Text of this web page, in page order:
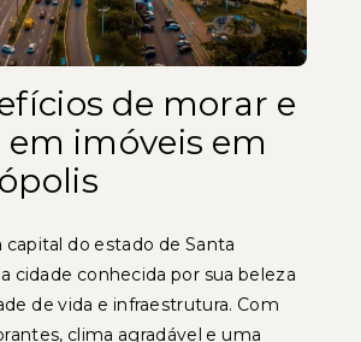
de morar e
imóveis em
capital do estado de Santa
cidade conhecida por sua beleza
de vida e infraestrutura. Com
clima agradável e uma